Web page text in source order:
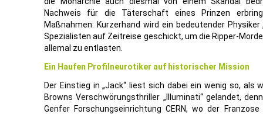
Nachweis für die Täterschaft eines Prinzen
Maßnahmen: Kurzerhand wird ein bedeutender
Spezialisten auf Zeitreise geschickt, um die Ripper-
allemal zu entlasten.
Ein Haufen Profilneurotiker auf historischer Mission
Der Einstieg in „Jack“ liest sich dabei ein wenig so, als
Browns Verschwörungsthriller „Illuminati“ gelandet,
Genfer Forschungseinrichtung CERN, wo der